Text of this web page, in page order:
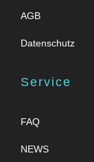
AGB
Datenschutz
Service
FAQ
NEWS